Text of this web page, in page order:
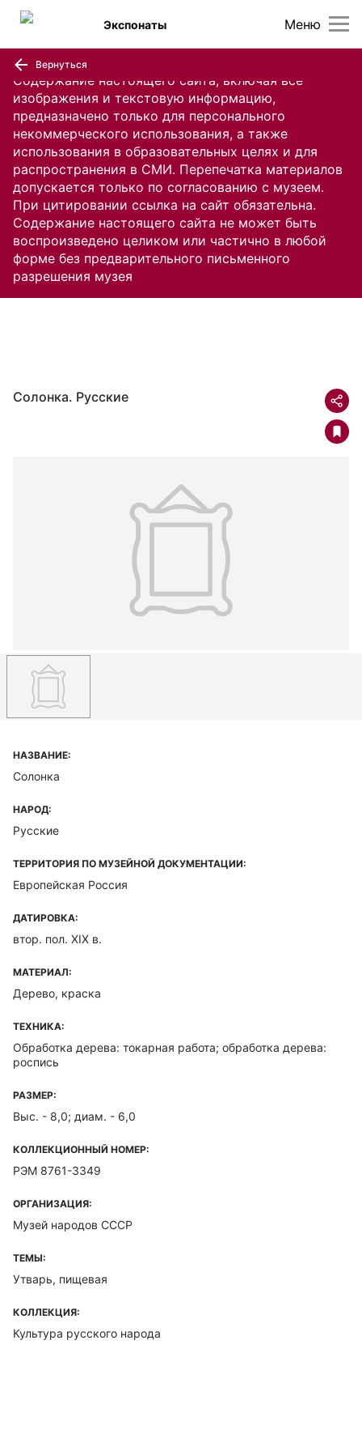
Содержание настоящего сайта, включая все
изображения и текстовую информацию,
предназначено только для персонального
некоммерческого использования, а также
использования в образовательных целях и для
распространения в СМИ. Перепечатка материалов
допускается только по согласованию с музеем.
При цитировании ссылка на сайт обязательна.
Содержание настоящего сайта не может быть
воспроизведено целиком или частично в любой
форме без предварительного письменного
разрешения музея
Меню
Экспонаты
Вернуться
Солонка. Русские
НАЗВАНИЕ:
Солонка
НАРОД:
Русские
ТЕРРИТОРИЯ ПО МУЗЕЙНОЙ ДОКУМЕНТАЦИИ:
Европейская Россия
ДАТИРОВКА:
втор. пол. XIX в.
МАТЕРИАЛ:
Дерево, краска
ТЕХНИКА:
Обработка дерева: токарная работа; обработка дерева:
роспись
РАЗМЕР:
Выс. - 8,0; диам. - 6,0
КОЛЛЕКЦИОННЫЙ НОМЕР:
РЭМ 8761-3349
ОРГАНИЗАЦИЯ:
Музей народов СССР
ТЕМЫ:
Утварь, пищевая
КОЛЛЕКЦИЯ:
Культура русского народа